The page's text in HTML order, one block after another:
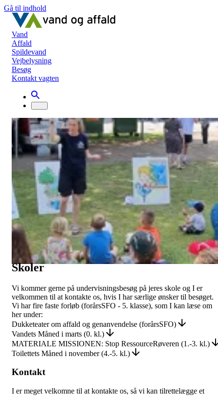
Gå til indhold
Vand
Affald
Spildevand
Vejbelysning
Besøg
Kontakt vagten
Besøg Rundvisning og undervisning Få besøg af os
Få besøg af os
Vi kommer gerne ud på skoler og i
børnehaver for at fortælle om affald,
genanvendelse og genbrug, for at gøre
klogere på, hvordan vi producerer rent
drikkevand eller for at fortælle, hvordan
vi håndterer spildevandet, så det ikke
forurener vores omgivelser.
Skoler
Vi kommer gerne på undervisningsbesøg på jeres skole og I er
velkommen til at kontakte os, hvis I har særlige ønsker til besøget.
Vi har fire faste forløb (forårsSFO - 5. klasse), som I kan læse om
her under:
Dukketeater om affald og genanvendelse (forårsSFO)
Vandets Måned i marts (0. kl.)
MATERIALE MISSIONEN: Stop RessourceRøveren (1.-3. kl.)
Toilettets Måned i november (4.-5. kl.)
Kontakt
I er meget velkomne til at kontakte os, så vi kan tilrettelægge et